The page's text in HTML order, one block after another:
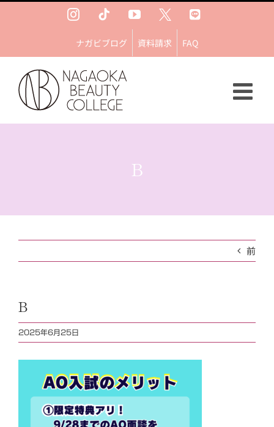
InstagramTiktokYouTube
Ｘ LINE
ナガビブログ 資料請求 FAQ
B
前
B
2025年6月25日